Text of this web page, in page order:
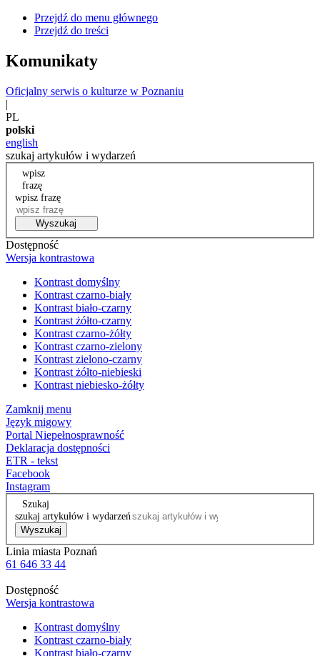
Przejdź do menu głównego
Przejdź do treści
Komunikaty
Oficjalny serwis o kulturze w Poznaniu
|
PL
polski
english
szukaj artykułów i wydarzeń
wpisz
frazę
wpisz frazę
Wyszukaj
Dostępność
Wersja kontrastowa
Kontrast domyślny
Kontrast czarno-biały
Kontrast biało-czarny
Kontrast żółto-czarny
Kontrast czarno-żółty
Kontrast czarno-zielony
Kontrast zielono-czarny
Kontrast żółto-niebieski
Kontrast niebiesko-żółty
Zamknij menu
Język migowy
Portal Niepełnosprawność
Deklaracja dostępności
ETR - tekst
Facebook
Instagram
Szukaj
szukaj artykułów i wydarzeń
Wyszukaj
Linia miasta Poznań
61 646 33 44
Dostępność
Wersja kontrastowa
Kontrast domyślny
Kontrast czarno-biały
Kontrast biało-czarny